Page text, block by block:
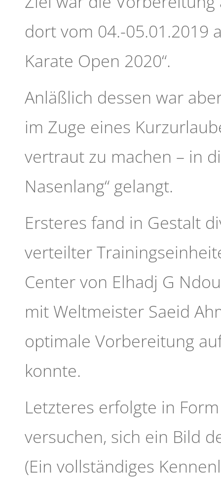
dort vom 04.-05.01.2019
Karate Open 2020“.
Anläßlich dessen war
im Zuge eines
vertraut zu machen – in
Nasenlang“ gelangt.
Ersteres fand in Gestalt
verteilter
Center von Elhadj G
mit Weltmeister Saeid
optimale Vorbereitung
konnte.
Letzteres erfolgte in
versuchen, sich ein Bild
(Ein vollständiges